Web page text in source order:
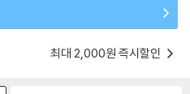
최대 2,000원 즉시할인